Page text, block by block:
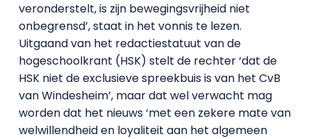
veronderstelt, is zijn bewegingsvrijheid niet
onbegrensd’, staat in het vonnis te lezen.
Uitgaand van het redactiestatuut van de
hogeschoolkrant (HSK) stelt de rechter ‘dat de
HSK niet de exclusieve spreekbuis is van het CvB
van Windesheim’, maar dat wel verwacht mag
worden dat het nieuws ‘met een zekere mate van
welwillendheid en loyaliteit aan het algemeen